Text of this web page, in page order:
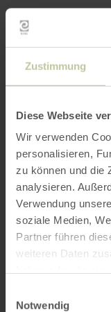
Zustimmung
Diese Webseite
Wir verwenden
personalisieren,
zu können und die
analysieren.
Verwendung
soziale Medien,
Partner führen
weiteren Daten
Notwendig